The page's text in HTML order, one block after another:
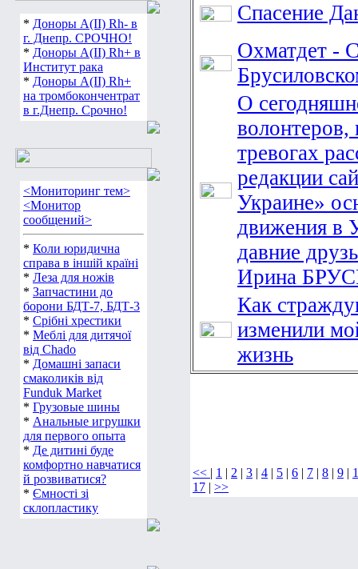
* Доноры А(ІІ) Rh- в
г. Днепр. СРОЧНО!
* Доноры А(ІІ) Rh+ в
Институт рака
* Доноры А(ІІ) Rh+
на тромбокончентрат
в г.Днепр. Срочно!
<Мониторинг тем>
<Монитор
сообщений>
* Коли юридична
справа в іншій країні
* Леза для ножів
* Запчастини до
борони БДТ-7, БДТ-3
* Срібні хрестики
* Меблі для дитячої
від Chado
* Домашні запаси
смаколиків від
Funduk Market
* Грузовые шины
* Анальные игрушки
для первого опыта
* Де дитині буде
комфортно навчатися
й розвиватися?
* Ємності зі
склопластику
Спасение
Охматдет -
О
волонтеров,
тревогах
редакции
Украине»
движения в
давние
Ирина
Как
изменили
жизнь
<< | 1 | 2 | 3 | 4 | 5 | 6 | 7 | 8 | 9 |
17 | >>